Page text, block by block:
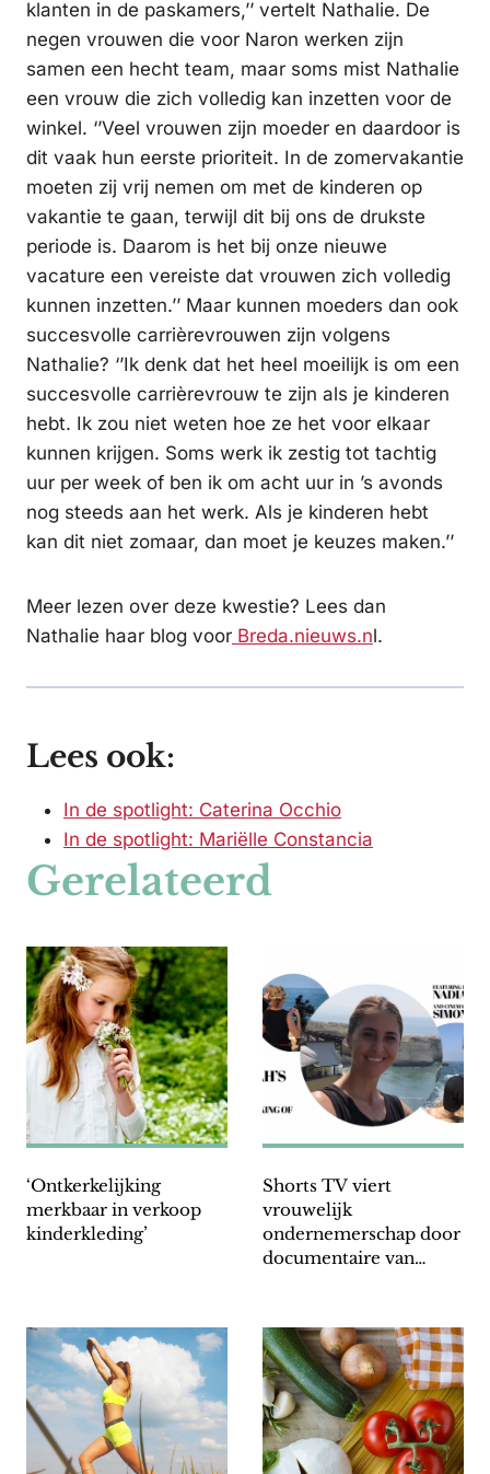
klanten in de paskamers,’’ vertelt Nathalie. De
negen vrouwen die voor Naron werken zijn
samen een hecht team, maar soms mist Nathalie
een vrouw die zich volledig kan inzetten voor de
winkel. ‘’Veel vrouwen zijn moeder en daardoor is
dit vaak hun eerste prioriteit. In de zomervakantie
moeten zij vrij nemen om met de kinderen op
vakantie te gaan, terwijl dit bij ons de drukste
periode is. Daarom is het bij onze nieuwe
vacature een vereiste dat vrouwen zich volledig
kunnen inzetten.’’ Maar kunnen moeders dan ook
succesvolle carrièrevrouwen zijn volgens
Nathalie? ‘’Ik denk dat het heel moeilijk is om een
succesvolle carrièrevrouw te zijn als je kinderen
hebt. Ik zou niet weten hoe ze het voor elkaar
kunnen krijgen. Soms werk ik zestig tot tachtig
uur per week of ben ik om acht uur in ’s avonds
nog steeds aan het werk. Als je kinderen hebt
kan dit niet zomaar, dan moet je keuzes maken.’’
Meer lezen over deze kwestie? Lees dan
Nathalie haar blog voor Breda.nieuws.nl.
Lees ook:
In de spotlight: Caterina Occhio
In de spotlight: Mariëlle Constancia
Gerelateerd
‘Ontkerkelijking
merkbaar in verkoop
kinderkleding’
Shorts TV viert
vrouwelijk
ondernemerschap door
documentaire van